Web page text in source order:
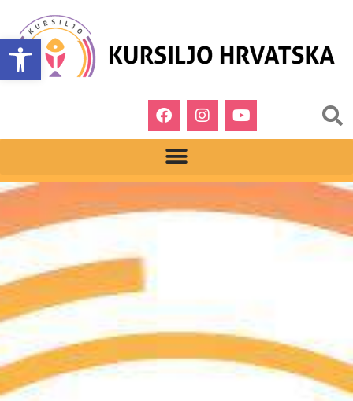
Open toolbar